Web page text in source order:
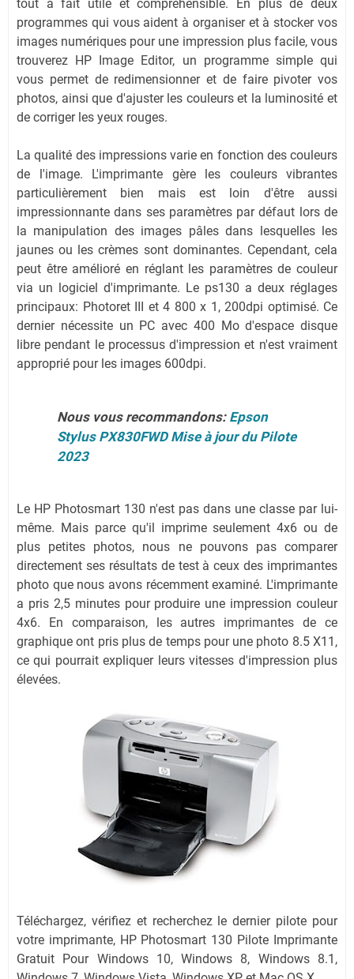
tout à fait utile et compréhensible. En plus de deux
programmes qui vous aident à organiser et à stocker vos
images numériques pour une impression plus facile, vous
trouverez HP Image Editor, un programme simple qui
vous permet de redimensionner et de faire pivoter vos
photos, ainsi que d'ajuster les couleurs et la luminosité et
de corriger les yeux rouges.
La qualité des impressions varie en fonction des couleurs
de l'image. L'imprimante gère les couleurs vibrantes
particulièrement bien mais est loin d'être aussi
impressionnante dans ses paramètres par défaut lors de
la manipulation des images pâles dans lesquelles les
jaunes ou les crèmes sont dominantes. Cependant, cela
peut être amélioré en réglant les paramètres de couleur
via un logiciel d'imprimante. Le ps130 a deux réglages
principaux: Photoret III et 4 800 x 1, 200dpi optimisé. Ce
dernier nécessite un PC avec 400 Mo d'espace disque
libre pendant le processus d'impression et n'est vraiment
approprié pour les images 600dpi.
Nous vous recommandons: Epson
Stylus PX830FWD Mise à jour du Pilote
2023
Le HP Photosmart 130 n'est pas dans une classe par lui-
même. Mais parce qu'il imprime seulement 4x6 ou de
plus petites photos, nous ne pouvons pas comparer
directement ses résultats de test à ceux des imprimantes
photo que nous avons récemment examiné. L'imprimante
a pris 2,5 minutes pour produire une impression couleur
4x6. En comparaison, les autres imprimantes de ce
graphique ont pris plus de temps pour une photo 8.5 X11,
ce qui pourrait expliquer leurs vitesses d'impression plus
élevées.
Téléchargez, vérifiez et recherchez le dernier pilote pour
votre imprimante, HP Photosmart 130 Pilote Imprimante
Gratuit Pour Windows 10, Windows 8, Windows 8.1,